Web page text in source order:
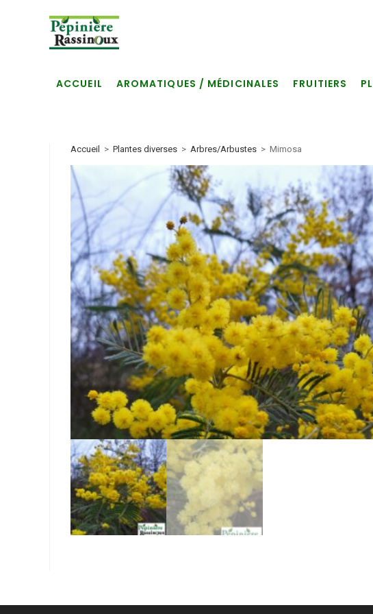
ACCUEIL AROMATIQUES / MÉDICINALES FRUITIERS
Accueil > Plantes diverses > Arbres/Arbustes > Mimosa